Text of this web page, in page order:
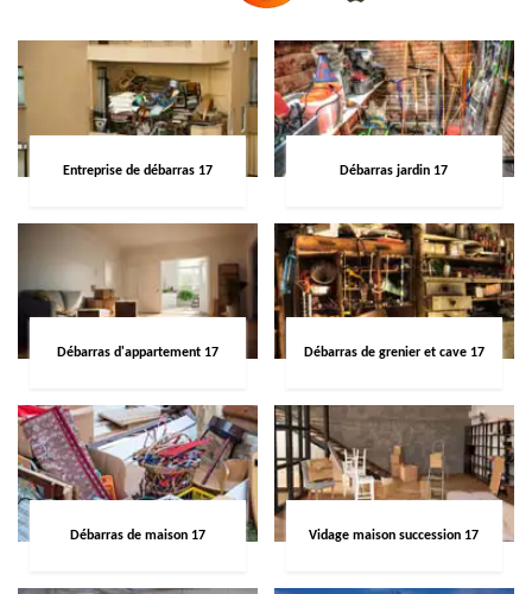
Entreprise de débarras 17 Débarras jardin 17
Débarras d'appartement 17 Débarras de grenier et cave 17
Débarras de maison 17 Vidage maison succession 17